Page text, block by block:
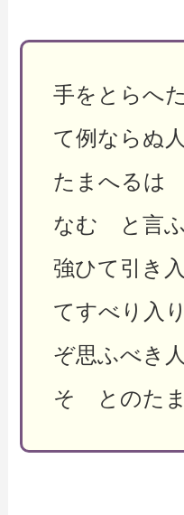
手をとらへ
て例ならぬ
たまへる
なむ と言
強ひて引き
てすべり
ぞ思ふべき
そ とのた